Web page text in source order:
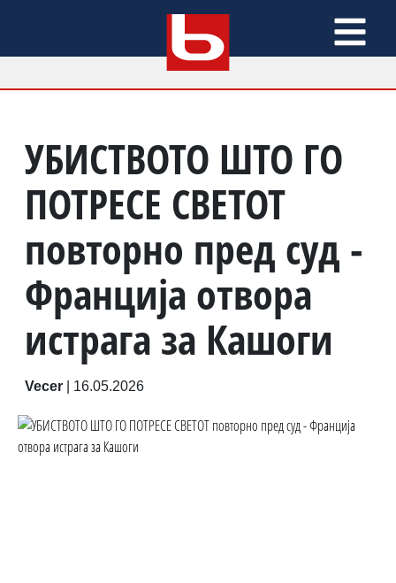
УБИСТВОТО ШТО ГО
ПОТРЕСЕ СВЕТОТ
повторно пред суд -
Франција отвора
истрага за Кашоги
Vecer 16.05.2026